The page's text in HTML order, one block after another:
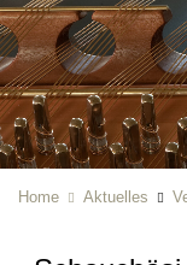
Home Aktuelles